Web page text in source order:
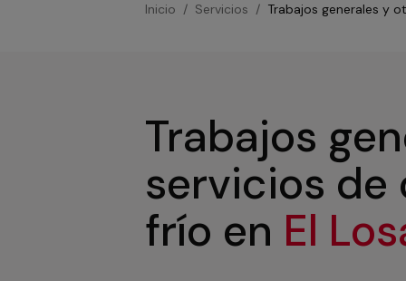
Inicio Servicios Trabajos generales y
Trabajos
servicios
frío en El